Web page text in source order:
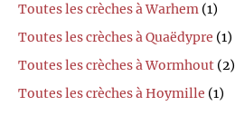
Toutes les crèches à Warhem (1)
Toutes les crèches à Quaëdypre (1)
Toutes les crèches à Wormhout (2)
Toutes les crèches à Hoymille (1)